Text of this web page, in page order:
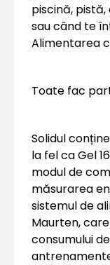
piscină,
sau când te
Alimentarea
Toate fac
Solidul
la fel ca Gel
modul de
măsurarea
sistemul de
Maurten,
consumului